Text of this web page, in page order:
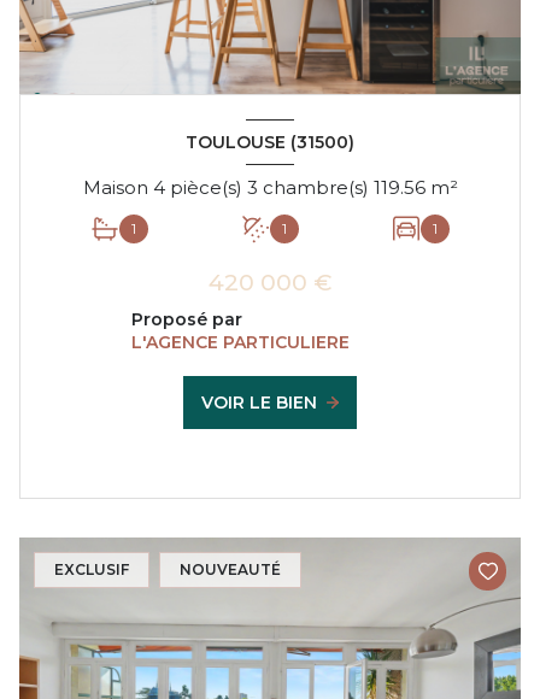
TOULOUSE (31500)
Maison 4 pièce(s) 3 chambre(s) 119.56 m²
1 1 1
420 000 €
Proposé par
L'AGENCE PARTICULIERE
VOIR LE BIEN
EXCLUSIF NOUVEAUTÉ